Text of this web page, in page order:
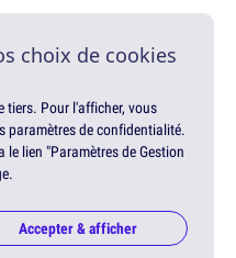
choix de cookies
tiers. Pour l'afficher, vous
paramètres de confidentialité.
lien "Paramètres de Gestion
Accepter & afficher